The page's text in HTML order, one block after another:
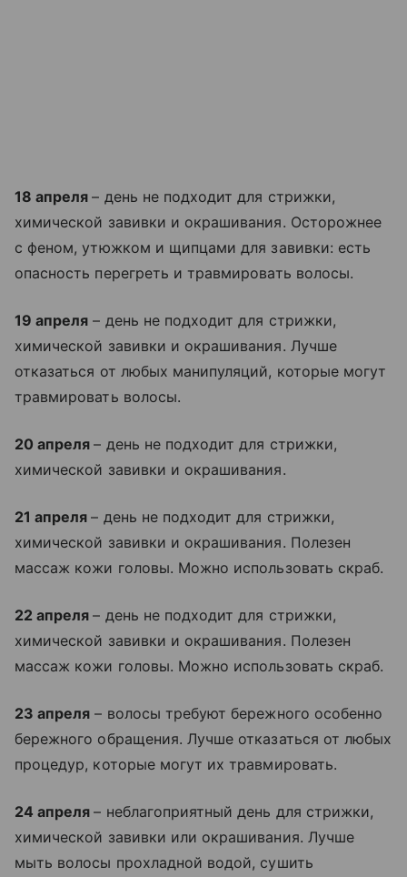
18 апреля– день не подходит для стрижки,
химической завивки и окрашивания. Осторожнее
с феном, утюжком и щипцами для завивки: есть
опасность перегреть и травмировать волосы.
19 апреля – день не подходит для стрижки,
химической завивки и окрашивания. Лучше
отказаться от любых манипуляций, которые могут
травмировать волосы.
20 апреля– день не подходит для стрижки,
химической завивки и окрашивания.
21 апреля– день не подходит для стрижки,
химической завивки и окрашивания. Полезен
массаж кожи головы. Можно использовать скраб.
22 апреля– день не подходит для стрижки,
химической завивки и окрашивания. Полезен
массаж кожи головы. Можно использовать скраб.
23 апреля – волосы требуют бережного особенно
бережного обращения. Лучше отказаться от любых
процедур, которые могут их травмировать.
24 апреля– неблагоприятный день для стрижки,
химической завивки или окрашивания. Лучше
мыть волосы прохладной водой, сушить